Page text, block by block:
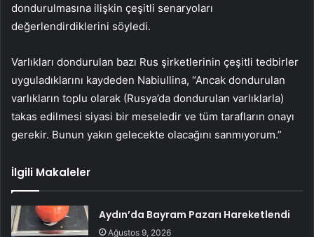
dondurulmasına ilişkin çeşitli senaryoları
değerlendirdiklerini söyledi.
Varlıkları dondurulan bazı Rus şirketlerinin çeşitli tedbirler
uyguladıklarını kaydeden Nabiullina, “Ancak dondurulan
varlıkların toplu olarak (Rusya’da dondurulan varlıklarla)
takas edilmesi siyasi bir meseledir ve tüm tarafların onayı
gerekir. Bunun yakın gelecekte olacağını sanmıyorum.”
İlgili Makaleler
Aydın’da Bayram Pazarı Hareketlendi
Ağustos 9, 2026